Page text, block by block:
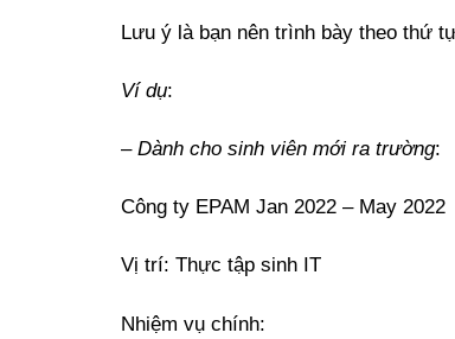
Lưu ý là bạn nên trình bày theo thứ
Ví dụ:
– Dành cho sinh viên mới ra trường:
Công ty EPAM Jan 2022 – May 2022
Vị trí: Thực tập sinh IT
Nhiệm vụ chính: